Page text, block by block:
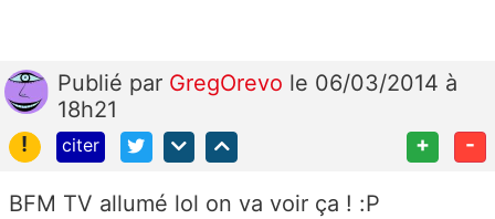
Publié par GregOrevo le 06/03/2014 à
18h21
!
citer + -
BFM TV allumé lol on va voir ça ! :P